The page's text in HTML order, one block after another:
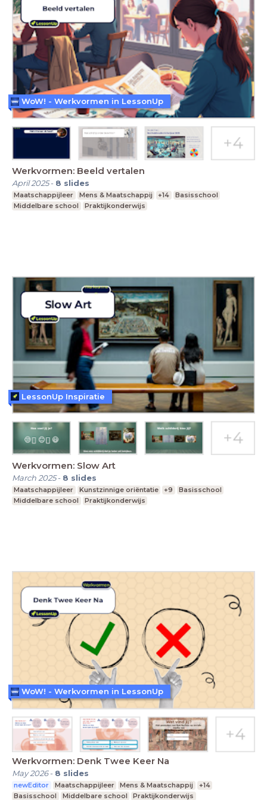
Werkvormen: Beeld vertalen
April 2025- 8 slides
Maatschappijleer Mens & Maatschappij +14
Basisschool
Middelbare school
Praktijkonderwijs
WoW! - Werkvormen in LessonUp
Werkvormen: Slow Art
March 2025- 8 slides
Maatschappijleer Kunstzinnige oriëntatie +9
Basisschool
Middelbare school
Praktijkonderwijs
LessonUp Inspiratie
Werkvormen: Denk Twee Keer Na
May 2026- 8 slides
newEditor Maatschappijleer Mens & Maatschappij
+14
Basisschool
Middelbare school Praktijkonderwijs
WoW! - Werkvormen in LessonUp